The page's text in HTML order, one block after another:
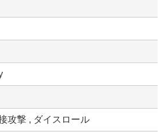
攻撃 , ダイスロール